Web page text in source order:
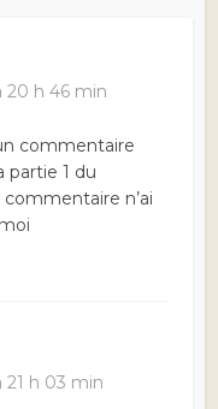
20 h 46 min
commentaire
partie 1 du
n’ai
21 h 03 min